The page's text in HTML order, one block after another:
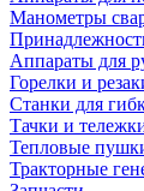
Манометры
Аппараты для
Горелки и
Станки для
Тачки и
Тепловые
Тракторные